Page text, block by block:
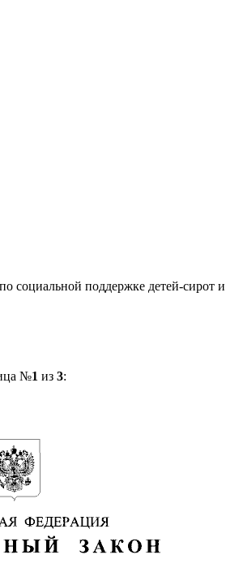
поддержке детей-сирот
№1 из 3: